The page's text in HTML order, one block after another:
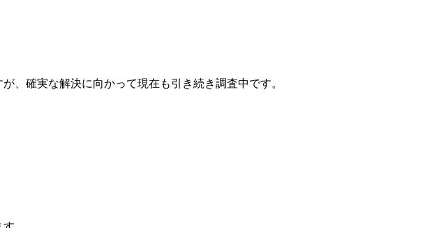
、確実な解決に向かって現在も引き続き調査中です。